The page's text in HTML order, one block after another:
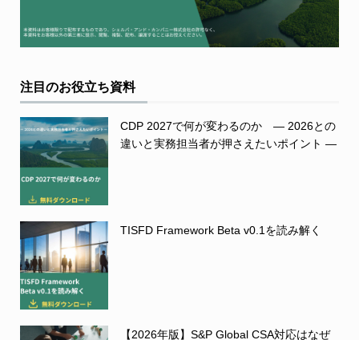
注目のお役立ち資料
CDP 2027で何が変わるのか ― 2026との
違いと実務担当者が押さえたいポイント ―
TISFD Framework Beta v0.1を読み解く
【2026年版】S&P Global CSA対応はなぜ